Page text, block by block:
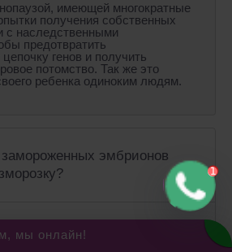
имеющей многократные
получения собственных
с наследственными
предотвратить
генов и получить
потомство. Так же это
ребенка одиноким людям.
замороженных эмбрионов
мы онлайн!